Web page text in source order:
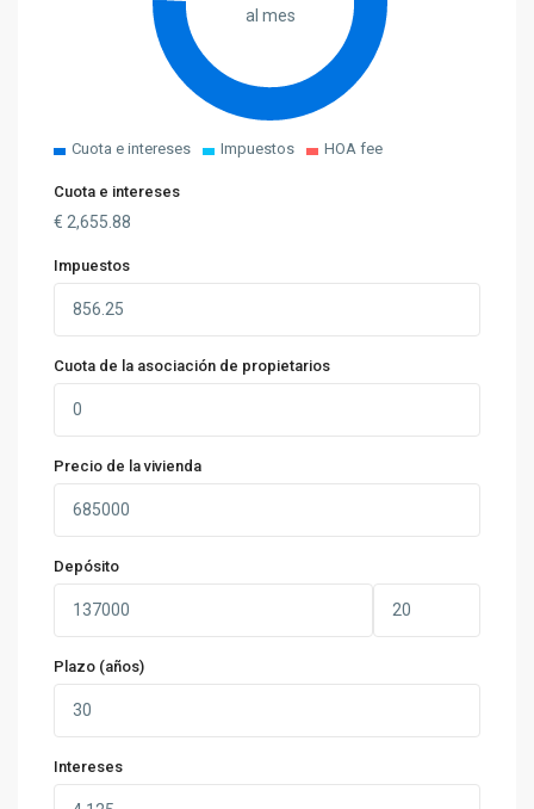
al mes
Cuota e intereses Impuestos HOA fee
Cuota e intereses
€ 2,655.88
Impuestos
Cuota de la asociación de propietarios
Precio de la vivienda
Depósito
Plazo (años)
Intereses